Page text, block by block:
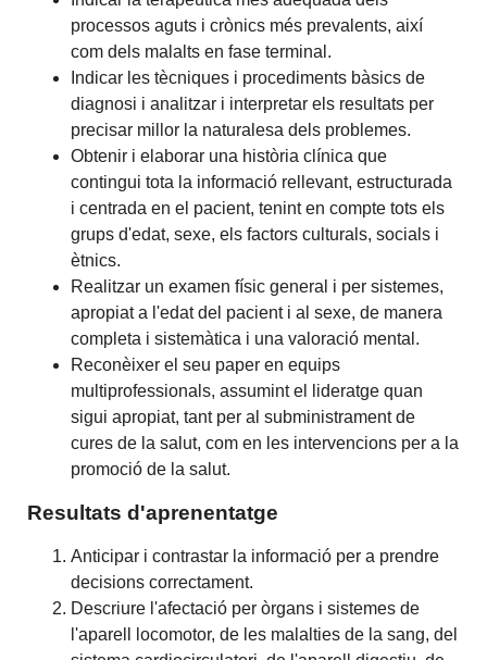
processos aguts i crònics més prevalents, així
com dels malalts en fase terminal.
Indicar les tècniques i procediments bàsics de
diagnosi i analitzar i interpretar els resultats per
precisar millor la naturalesa dels problemes.
Obtenir i elaborar una història clínica que
contingui tota la informació rellevant, estructurada
i centrada en el pacient, tenint en compte tots els
grups d'edat, sexe, els factors culturals, socials i
ètnics.
Realitzar un examen físic general i per sistemes,
apropiat a l'edat del pacient i al sexe, de manera
completa i sistemàtica i una valoració mental.
Reconèixer el seu paper en equips
multiprofessionals, assumint el lideratge quan
sigui apropiat, tant per al subministrament de
cures de la salut, com en les intervencions per a la
promoció de la salut.
Resultats d'aprenentatge
Anticipar i contrastar la informació per a prendre
decisions correctament.
Descriure l'afectació per òrgans i sistemes de
l'aparell locomotor, de les malalties de la sang, del